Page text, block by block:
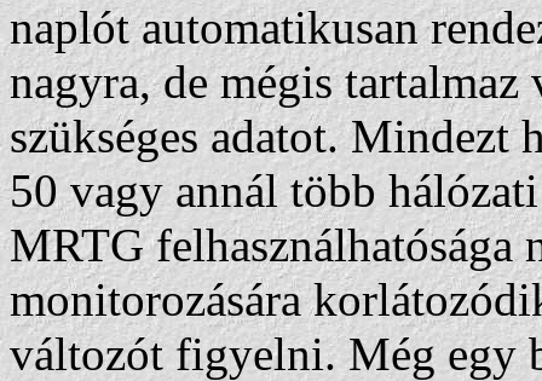
naplót automatikusan
nagyra, de mégis
szükséges adatot. Mindezt
50 vagy annál több
MRTG
monitorozására
változót figyelni. Még egy